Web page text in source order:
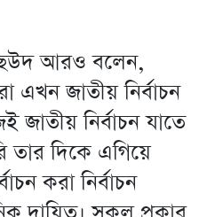
আরও বলেন,
এখন জাতীয় নির্বাচন
জাতীয় নির্বাচন যাতে
তার দিকে এগিয়ে
করা নির্বাচন